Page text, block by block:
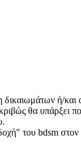
ή/
θα υπάρξει
του bdsm